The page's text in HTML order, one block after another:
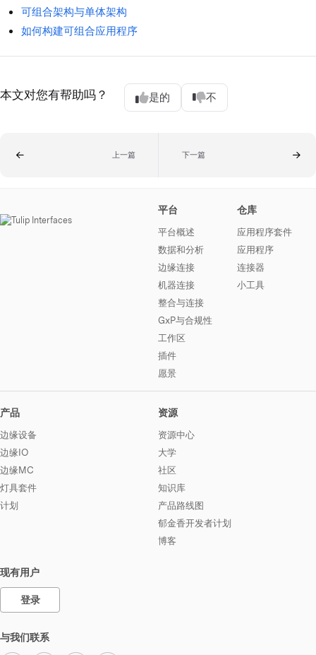
可组合架构与单体架构
如何构建可组合应用程序
本文对您有帮助吗？ 是的 不
上一篇 下一篇
平台
平台概述
数据和分析
边缘连接
机器连接
整合与连接
GxP与合规性
工作区
插件
愿景
仓库
应用程序套件
应用程序
连接器
小工具
产品
边缘设备
边缘IO
边缘MC
灯具套件
计划
资源
资源中心
大学
社区
知识库
产品路线图
郁金香开发者计划
博客
现有用户
登录
与我们联系